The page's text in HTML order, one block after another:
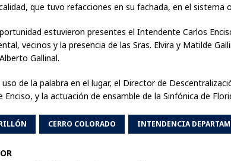
que tuvo refacciones en su fachada, en el sistema
estuvieron presentes el Intendente Carlos
vecinos y la presencia de las Sras. Elvira y Matilde
Gallinal.
uso de la palabra en el lugar, el Director de
Enciso, y la actuación de ensamble de la Sinfónica de
CERRO COLORADO INTENDENCIA